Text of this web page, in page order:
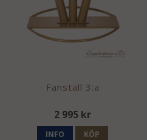
Fanställ 3:a
2 995 kr
INFO KÖP